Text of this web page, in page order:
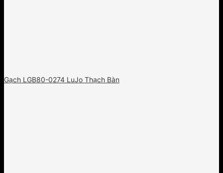
Gạch LGB80-0274 LuJo Thạch Bàn